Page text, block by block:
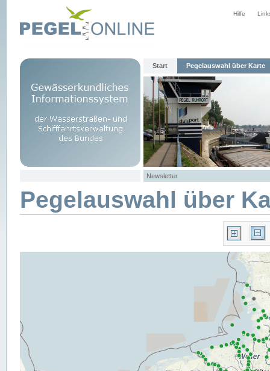
Hilfe
Start Pegelauswahl über Karte
Newsletter
Pegelauswahl über